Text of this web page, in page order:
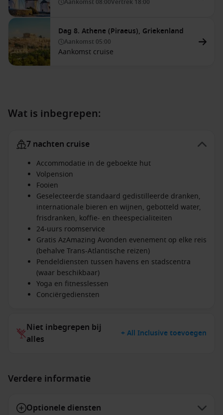
Aankomst 08:00Vertrek 18:00
Dag 8. Athene (Piraeus), Griekenland
Aankomst 05:00
Aankomst cruise
Wat is inbegrepen:
7 nachten cruise
Accommodatie in de geboekte hut
Volpension
Fooien
Geselecteerde standaard gedistilleerde dranken,
internationale bieren en wijnen, gebotteld water,
frisdranken, koffie- en theespecialiteiten
24-uurs roomservice
Gratis AzAmazing Avonden evenement op elke reis
(behalve Trans-Atlantische reizen)
Pendeldiensten tussen havens en stadscentra
(waar beschikbaar)
Yoga en fitnesslessen
Conciërgediensten
Niet inbegrepen bij
alles
+ All Inclusive toevoegen
Verdere informatie
Optionele diensten